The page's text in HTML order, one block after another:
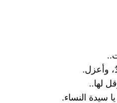
وأعزل.
لها..
سيدة النساء.